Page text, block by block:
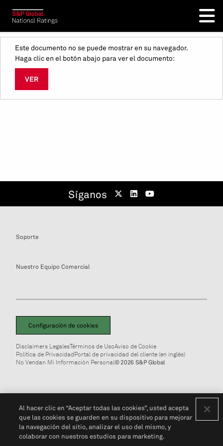
Este documento no se puede mostrar en su navegador.
Haga clic en el botón abajo para ver el documento:
VER
Síganos
Soporte
Nuestro Equipo Comercial
Configuración de cookies
Disclaimers LegalesTérminos de UsoAviso de Cookie
Política de PrivacidadPortal de privacidad del cliente (en inglés)
No Vendan Mi Información Personal© 2026 S&P Global
Al hacer clic en “Aceptar todas las cookies”, usted acepta
que las cookies se guarden en su dispositivo para mejorar
la navegación del sitio, analizar el uso del mismo, y
colaborar con nuestros estudios para marketing.